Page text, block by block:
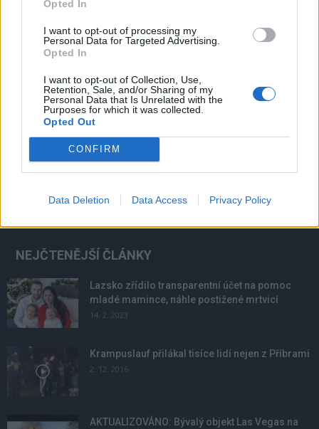
Opted In
I want to opt-out of processing my
Personal Data for Targeted Advertising.
Opted In
I want to opt-out of Collection, Use,
Retention, Sale, and/or Sharing of my
Personal Data that Is Unrelated with the
Purposes for which it was collected.
Opted Out
CONFIRM
Data Deletion Data Access Privacy Policy
NOVINKY
Obděnice vzpomínaly na filmovou legendu
Většina koupališť na Příbramsku nabízí výborné
podmínky. Horší voda je jen...
4. 8. 2026
Příbram modernizuje parkovací automaty.
3. 8. 2026
NEJČTENĚJŠÍ ČLÁNKY
Lazsko zřídilo transparentní účet na pomoc
mladé mamince, náhle postižené mrtvicí
14. 2. 2023
Krampuslauf přilákal tisíce lidí nejen z Příbrami
2. 12. 2016
AKTUALIZOVÁNO: Bývalý objekt Las Vegas na